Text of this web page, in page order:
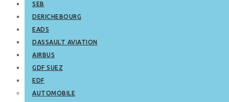
SEB
DERICHEBOURG
EADS
DASSAULT AVIATION
AIRBUS
GDF SUEZ
EDF
AUTOMOBILE